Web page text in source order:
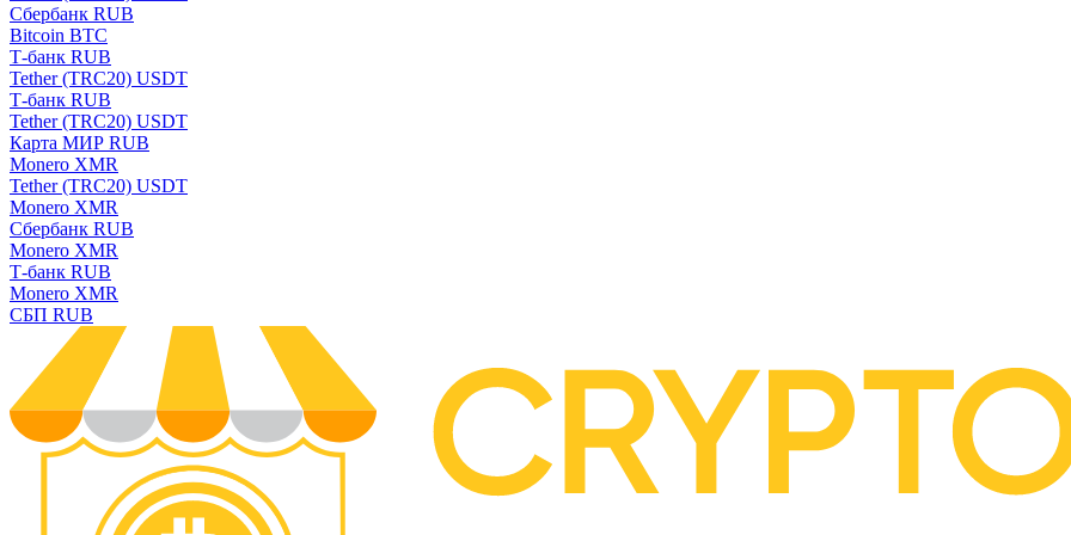
Сбербанк RUB
Bitcoin BTC
Т-банк RUB
Tether (TRC20) USDT
Т-банк RUB
Tether (TRC20) USDT
Карта МИР RUB
Monero XMR
Tether (TRC20) USDT
Monero XMR
Сбербанк RUB
Monero XMR
Т-банк RUB
Monero XMR
СБП RUB